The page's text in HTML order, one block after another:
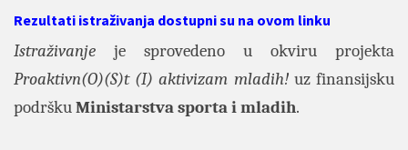
Rezultati istraživanja dostupni su na ovom linku
Istraživanje je sprovedeno u okviru projekta
Proaktivn(O)(S)t (I) aktivizam mladih!uz finansijsku
podrškuMinistarstva sporta i mladih.